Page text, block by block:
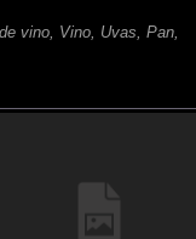
vino, Vino, Uvas, Pan,